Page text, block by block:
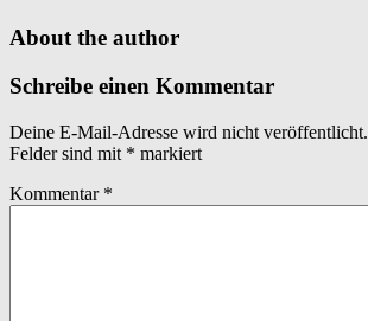
About the author
Schreibe einen Kommentar
Deine E-Mail-Adresse wird nicht veröffentlicht.
Felder sind mit * markiert
Kommentar *